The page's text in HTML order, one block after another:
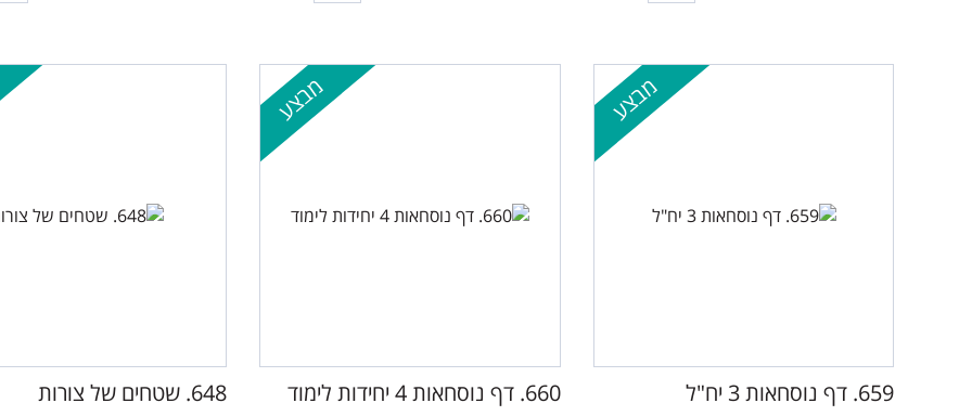
מבצע
659. דף נוסחאות 3 יח"ל
מבצע
660. דף נוסחאות 4 יחידות לימוד 648. שטחים של צורות